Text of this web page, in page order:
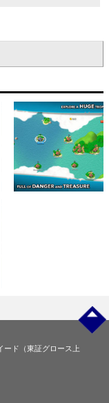
ド（東証グロース上